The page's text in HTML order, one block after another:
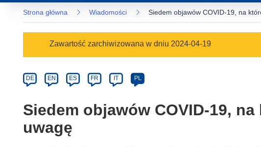
Strona główna Wiadomości Siedem objawów COVID-19, na
Category
Zawartość zarchiwizowana w dniu 2024-04-19
Article
available
the
following
languages:
DE EN ES FR IT PL
Siedem objawów COVID-19,
uwagę